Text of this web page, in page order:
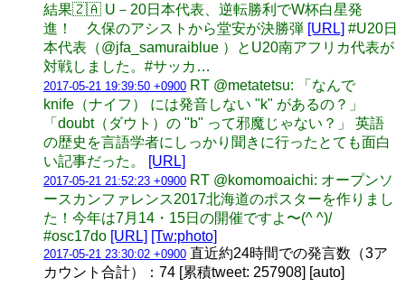
結果🇿🇦 U－20日本代表、逆転勝利でW杯白星発
進！ 久保のアシストから堂安が決勝弾 [URL] #U20日
本代表（@jfa_samuraiblue ）とU20南アフリカ代表が
対戦しました。#サッカ…
2017-05-21 19:39:50 +0900 RT @metatetsu: 「なんで
knife（ナイフ） には発音しない "k" があるの？」
「doubt（ダウト）の "b" って邪魔じゃない？」 英語
の歴史を言語学者にしっかり聞きに行ったとても面白
い記事だった。
[URL]
2017-05-21 21:52:23 +0900 RT @komomoaichi: オープンソ
ースカンファレンス2017北海道のポスターを作りまし
た！今年は7月14・15日の開催ですよ〜(^ ^)/
#osc17do [URL] [Tw:photo]
2017-05-21 23:30:02 +0900 直近約24時間での発言数（3ア
カウント合計）：74 [累積tweet: 257908] [auto]